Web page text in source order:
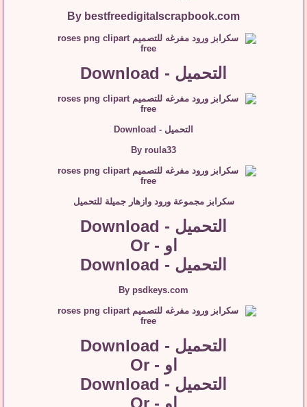
By bestfreedigitalscrapbook.com
التحميل - Download
التحميل - Download
By roula33
سكرابز مجموعة ورود وازهار جميلة للتحميل
التحميل - Download
او - Or
التحميل - Download
By psdkeys.com
التحميل - Download
او - Or
التحميل - Download
او - Or